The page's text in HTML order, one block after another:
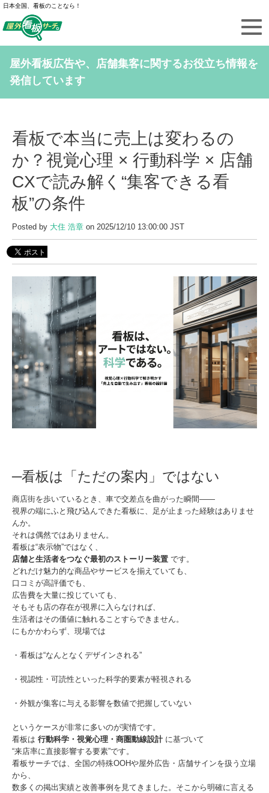
日本全国、看板のことなら！
屋外看板広告や、店舗集客に関するお役立ち情報を
発信しています
看板で本当に売上は変わるの
か？視覚心理 × 行動科学 × 店舗
CXで読み解く“集客できる看
板”の条件
Posted by 大住 浩章 on 2025/12/10 13:00:00 JST
─看板は「ただの案内」ではない
商店街を歩いているとき、車で交差点を曲がった瞬間——
視界の端にふと飛び込んできた看板に、足が止まった経験はありませ
んか。
それは偶然ではありません。
看板は“表示物”ではなく、
店舗と生活者をつなぐ最初のストーリー装置 です。
どれだけ魅力的な商品やサービスを揃えていても、
口コミが高評価でも、
広告費を大量に投じていても、
そもそも店の存在が視界に入らなければ、
生活者はその価値に触れることすらできません。
にもかかわらず、現場では
・看板は“なんとなくデザインされる”
・視認性・可読性といった科学的要素が軽視される
・外観が集客に与える影響を数値で把握していない
というケースが非常に多いのが実情です。
看板は 行動科学・視覚心理・商圏動線設計に基づいて
“来店率に直接影響する要素”です。
看板サーチでは、全国の特殊OOHや屋外広告・店舗サインを扱う立場
から、
数多くの掲出実績と改善事例を見てきました。そこから明確に言える